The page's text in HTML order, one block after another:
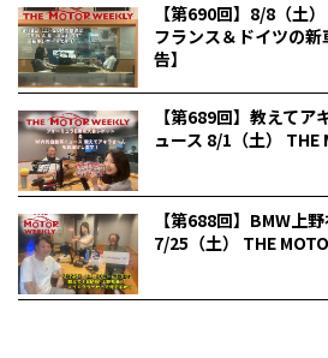
【第690回】8/8（土
フランス＆ドイツの
告】
【第689回】教えて
ュース 8/1（土） THE
【第688回】BMW上
7/25（土） THE